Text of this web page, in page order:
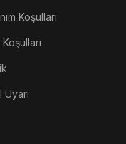
Koşulları
Koşulları
Uyarı